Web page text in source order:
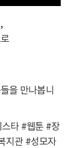
을 만나봅니
타 #웹툰 #장
지관 #성모자